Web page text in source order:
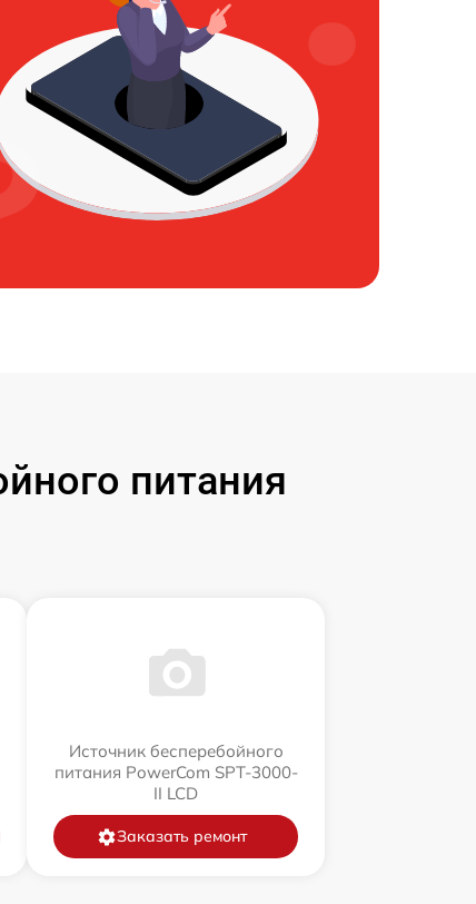
питания
Источник бесперебойного
питания PowerCom SPT-3000-
II LCD
Заказать ремонт